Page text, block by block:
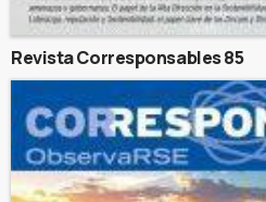
Revista Corresponsables 85